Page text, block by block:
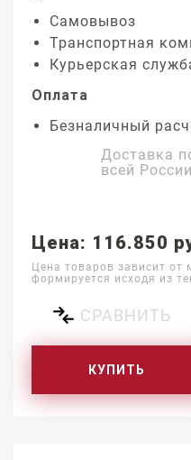
Самовывоз
Транспортная
Курьерская
Оплата
Безналичный
Доставка
всей России
Цена: 116.850
Цена товаров зависит
формируется исходя из
СРАВНИТЬ
КУПИТЬ